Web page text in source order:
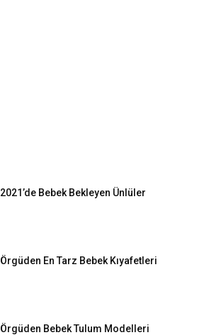
2021’de Bebek Bekleyen Ünlüler
Örgüden En Tarz Bebek Kıyafetleri
Örgüden Bebek Tulum Modelleri